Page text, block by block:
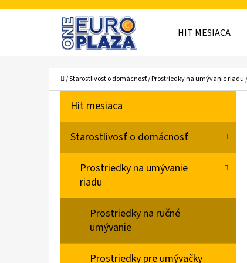
Prejsť
HIT MESIACA
Domov
/Starostlivosť o domácnosť/Prostriedky na umývanie riadu/
N
Preskočiť
kategórie
G
Hit mesiaca
Starostlivosť o domácnosť
Prostriedky na umývanie
riadu
Prostriedky na ručné
umývanie
Prostriedky pre umývačky
K
Späť
Späť